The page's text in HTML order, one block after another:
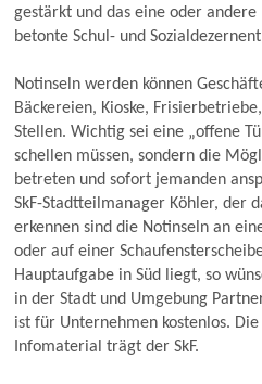
gestärkt und das eine oder andere
betonte Schul- und
Notinseln werden können
Bäckereien, Kioske,
Stellen. Wichtig sei eine „offene
schellen müssen, sondern die
betreten und sofort jemanden
SkF-Stadtteilmanager Köhler, der
erkennen sind die Notinseln an
oder auf einer
Hauptaufgabe in Süd liegt, so
in der Stadt und Umgebung
ist für Unternehmen kostenlos.
Infomaterial trägt der SkF.